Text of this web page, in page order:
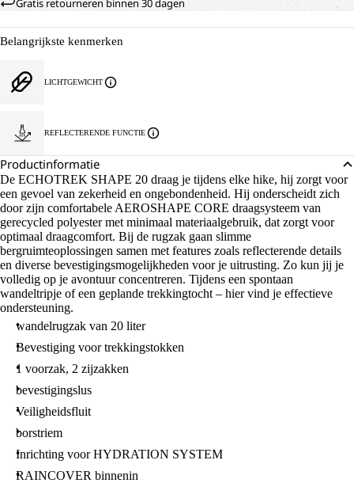
Gratis retourneren binnen 30 dagen
Belangrijkste kenmerken
LICHTGEWICHT
REFLECTERENDE FUNCTIE
Productinformatie
De ECHOTREK SHAPE 20 draag je tijdens elke hike, hij zorgt voor
een gevoel van zekerheid en ongebondenheid. Hij onderscheidt zich
door zijn comfortabele AEROSHAPE CORE draagsysteem van
gerecycled polyester met minimaal materiaalgebruik, dat zorgt voor
optimaal draagcomfort. Bij de rugzak gaan slimme
bergruimteoplossingen samen met features zoals reflecterende details
en diverse bevestigingsmogelijkheden voor je uitrusting. Zo kun jij je
volledig op je avontuur concentreren. Tijdens een spontaan
wandeltripje of een geplande trekkingtocht – hier vind je effectieve
ondersteuning.
wandelrugzak van 20 liter
Bevestiging voor trekkingstokken
1 voorzak, 2 zijzakken
bevestigingslus
Veiligheidsfluit
borstriem
Inrichting voor HYDRATION SYSTEM
RAINCOVER binnenin